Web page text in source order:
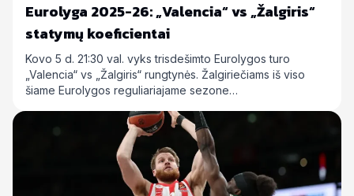
Eurolyga 2025-26: „Valencia“ vs „Žalgiris“
statymų koeficientai
Kovo 5 d. 21:30 val. vyks trisdešimto Eurolygos turo
„Valencia“ vs „Žalgiris“ rungtynės. Žalgiriečiams iš viso
šiame Eurolygos reguliariajame sezone…